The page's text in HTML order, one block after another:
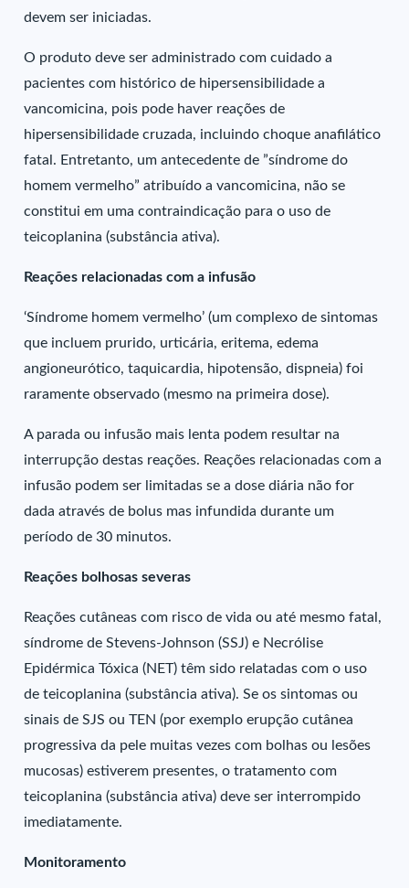
devem ser iniciadas.
O produto deve ser administrado com cuidado a
pacientes com histórico de hipersensibilidade a
vancomicina, pois pode haver reações de
hipersensibilidade cruzada, incluindo choque anafilático
fatal. Entretanto, um antecedente de ”síndrome do
homem vermelho” atribuído a vancomicina, não se
constitui em uma contraindicação para o uso de
teicoplanina (substância ativa).
Reações relacionadas com a infusão
‘Síndrome homem vermelho’ (um complexo de sintomas
que incluem prurido, urticária, eritema, edema
angioneurótico, taquicardia, hipotensão, dispneia) foi
raramente observado (mesmo na primeira dose).
A parada ou infusão mais lenta podem resultar na
interrupção destas reações. Reações relacionadas com a
infusão podem ser limitadas se a dose diária não for
dada através de bolus mas infundida durante um
período de 30 minutos.
Reações bolhosas severas
Reações cutâneas com risco de vida ou até mesmo fatal,
síndrome de Stevens-Johnson (SSJ) e Necrólise
Epidérmica Tóxica (NET) têm sido relatadas com o uso
de teicoplanina (substância ativa). Se os sintomas ou
sinais de SJS ou TEN (por exemplo erupção cutânea
progressiva da pele muitas vezes com bolhas ou lesões
mucosas) estiverem presentes, o tratamento com
teicoplanina (substância ativa) deve ser interrompido
imediatamente.
Monitoramento